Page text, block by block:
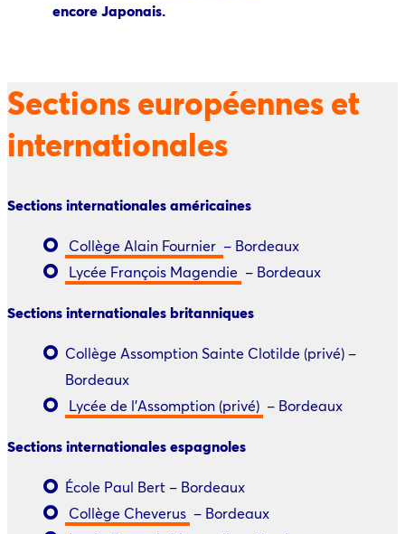
encore Japonais.
Sections européennes et
internationales
Sections internationales américaines
Collège Alain Fournier – Bordeaux
Lycée François Magendie – Bordeaux
Sections internationales britanniques
Collège Assomption Sainte Clotilde (privé) –
Bordeaux
Lycée de l’Assomption (privé) – Bordeaux
Sections internationales espagnoles
École Paul Bert – Bordeaux
Collège Cheverus – Bordeaux